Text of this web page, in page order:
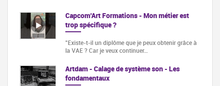
Capcom'Art Formations - Mon métier est
trop spécifique ?
"Existe-t-il un diplôme que je peux obtenir grâce à
la VAE ? Car je veux continuer…
Artdam - Calage de système son - Les
fondamentaux